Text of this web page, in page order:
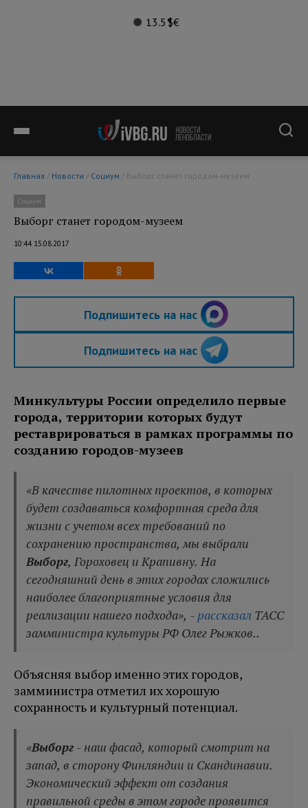
13.5°$€
Главная / Новости / Социум / Выборг станет городом-музеем
Социум
Выборг станет городом-музеем
10:44 15.08.2017
Подпишитесь на нас
Подпишитесь на нас
Минкультуры России определило первые
города, территории которых будут
реставрироваться в рамках программы по
созданию городов-музеев
«В качестве пилотных проектов, в которых
будет создаваться комфортная среда для
жизни с учетом всех требований по
сохранению пространства, мы выбрали
Выборг, Гороховец и Крапивну. На
сегодняшний день в этих городах сложились
наиболее благоприятные условия для
реализации нашего подхода», - рассказал ТАСС
замминистра культуры РФ Олег Рыжков..
Объясняя выбор именно этих городов,
замминистра отметил их хорошую
сохранность и культурный потенциал.
«Выборг - наш фасад, который смотрит на
запад, в сторону Финляндии и Скандинавии.
Экономический эффект от создания
правильной среды в этом городе проявится